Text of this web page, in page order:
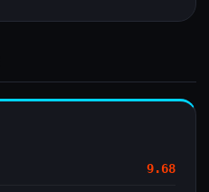
9.68